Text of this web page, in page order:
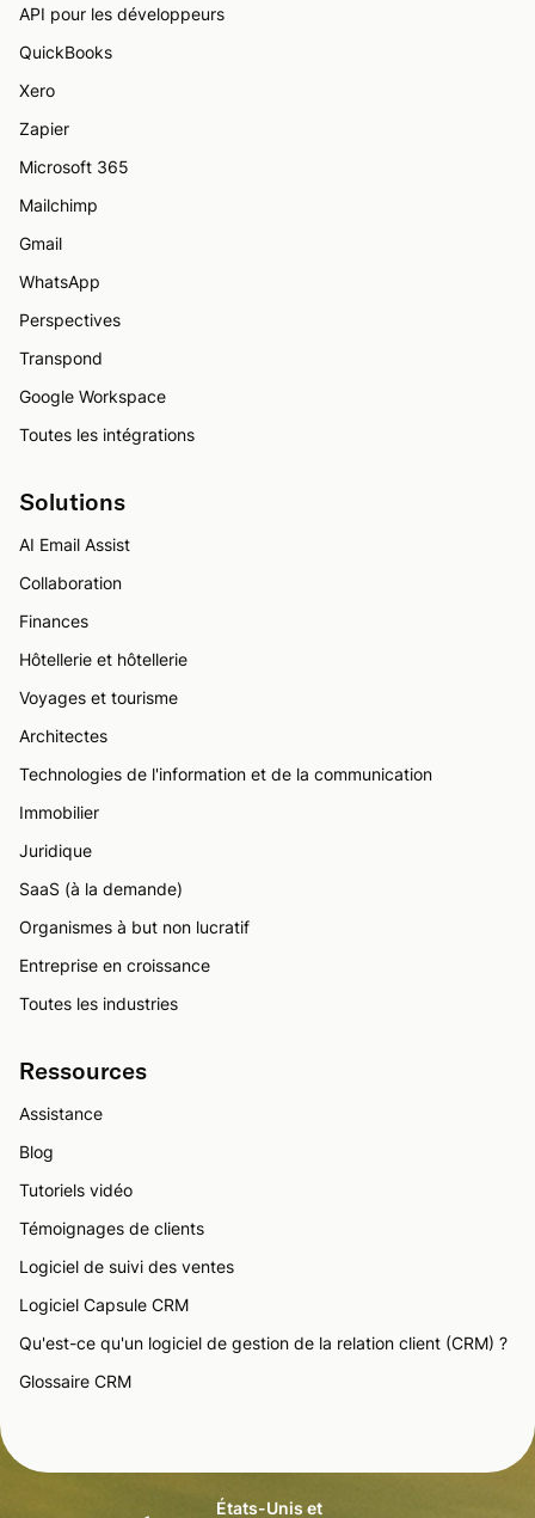
API pour les développeurs
QuickBooks
Xero
Zapier
Microsoft 365
Mailchimp
Gmail
WhatsApp
Perspectives
Transpond
Google Workspace
Toutes les intégrations
Solutions
AI Email Assist
Collaboration
Finances
Hôtellerie et hôtellerie
Voyages et tourisme
Architectes
Technologies de l'information et de la communication
Immobilier
Juridique
SaaS (à la demande)
Organismes à but non lucratif
Entreprise en croissance
Toutes les industries
Ressources
Assistance
Blog
Tutoriels vidéo
Témoignages de clients
Logiciel de suivi des ventes
Logiciel Capsule CRM
Qu'est-ce qu'un logiciel de gestion de la relation client (CRM) ?
Glossaire CRM
États-Unis et